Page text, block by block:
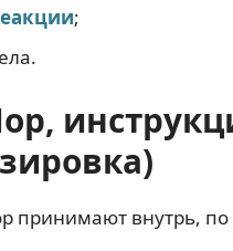
;
принимают внутрь, по